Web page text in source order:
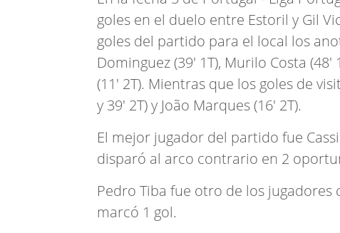
goles en el duelo entre Estoril y Gil
goles del partido para el local los
Dominguez (39' 1T), Murilo Costa (48'
(11' 2T). Mientras que los goles de
y 39' 2T) y João Marques (16' 2T).
El mejor jugador del partido fue
disparó al arco contrario en 2
Pedro Tiba fue otro de los jugadores
marcó 1 gol.